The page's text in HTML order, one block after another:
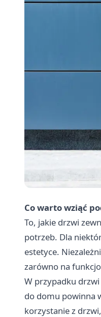
Co warto wziąć
To, jakie drzwi
potrzeb. Dla
estetyce.
zarówno na
W przypadku
do domu powinna
korzystanie z